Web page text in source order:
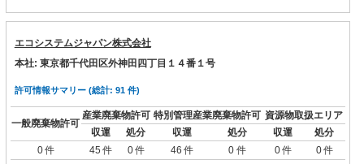
エコシステムジャパン株式会社
本社: 東京都千代田区外神田四丁目１４番１号
許可情報サマリー (総計: 91 件)
一般廃棄物許可
産業廃棄物許可 特別管理産業廃棄物許可 資源物取扱エリア
収運
処分 収運 処分 収運
処分
0 件
45 件 0 件 46 件 0 件 0 件 0 件